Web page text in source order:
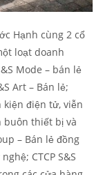
Hạnh cùng 2 cổ
loạt doanh
Mode – bán lẻ
Art – Bán lẻ;
kiện điện tử, viễn
buôn thiết bị và
– Bán lẻ đồng
CTCP S&S